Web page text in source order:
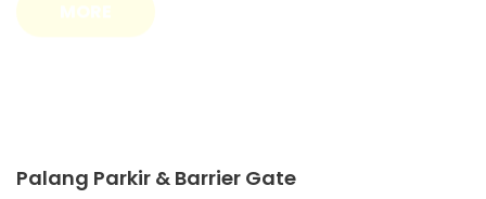
Palang Parkir & Barrier Gate